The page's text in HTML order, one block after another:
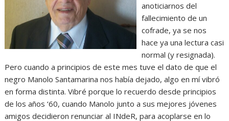
anoticiarnos del
fallecimiento de un
cofrade, ya se nos
hace ya una lectura casi
normal (y resignada).
Pero cuando a principios de este mes tuve el dato de que el
negro Manolo Santamarina nos había dejado, algo en mí vibró
en forma distinta. Vibré porque lo recuerdo desde principios
de los años ‘60, cuando Manolo junto a sus mejores jóvenes
amigos decidieron renunciar al INdeR, para acoplarse en lo